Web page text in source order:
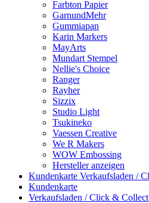
Farbton Papier
GarnundMehr
Gummiapan
Karin Markers
MayArts
Mundart Stempel
Nellie's Choice
Ranger
Rayher
Sizzix
Studio Light
Tsukineko
Vaessen Creative
We R Makers
WOW Embossing
Hersteller anzeigen
Kundenkarte Verkaufsladen /
Kundenkarte
Verkaufsladen / Click & Collect